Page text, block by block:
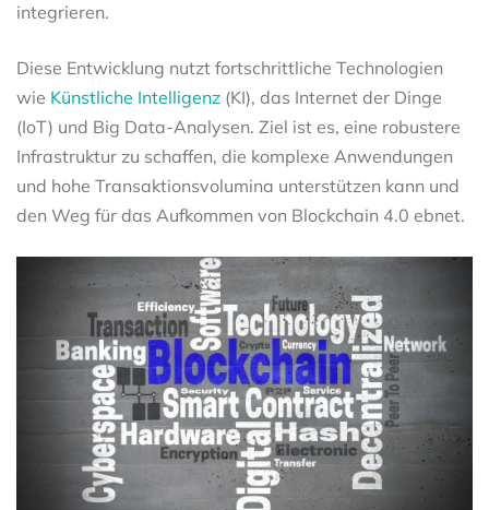
integrieren.
Diese Entwicklung nutzt fortschrittliche Technologien
wie Künstliche Intelligenz (KI), das Internet der Dinge
(IoT) und Big Data-Analysen. Ziel ist es, eine robustere
Infrastruktur zu schaffen, die komplexe Anwendungen
und hohe Transaktionsvolumina unterstützen kann und
den Weg für das Aufkommen von Blockchain 4.0 ebnet.